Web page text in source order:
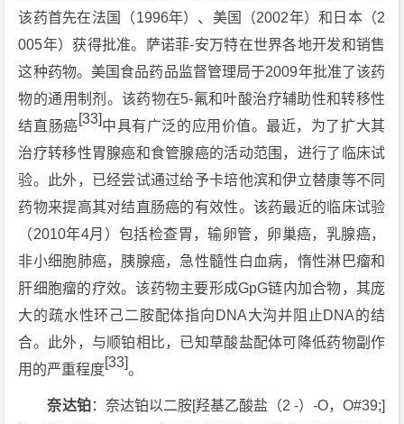
该药首先在法国（1996年）、美国（2002年）和日本（2
005年）获得批准。萨诺菲-安万特在世界各地开发和销售
这种药物。美国食品药品监督管理局于2009年批准了该药
物的通用制剂。该药物在5-氟和叶酸治疗辅助性和转移性
结直肠癌[33]中具有广泛的应用价值。最近，为了扩大其
治疗转移性胃腺癌和食管腺癌的活动范围，进行了临床试
验。此外，已经尝试通过给予卡培他滨和伊立替康等不同
药物来提高其对结直肠癌的有效性。该药最近的临床试验
（2010年4月）包括检查胃，输卵管，卵巢癌，乳腺癌，
非小细胞肺癌，胰腺癌，急性髓性白血病，惰性淋巴瘤和
肝细胞瘤的疗效。该药物主要形成GpG链内加合物，其庞
大的疏水性环己二胺配体指向DNA大沟并阻止DNA的结
合。此外，与顺铂相比，已知草酸盐配体可降低药物副作
用的严重程度[33]。
奈达铂 ：奈达铂以二胺[羟基乙酸盐（2 -）-O，O#39;]